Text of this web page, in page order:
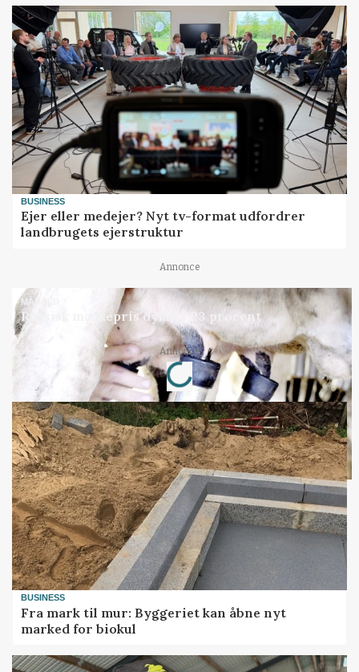
BUSINESS
Ejer eller medejer? Nyt tv-format udfordrer
landbrugets ejerstruktur
Annonce
MARKED
Russisk mælkepris dykker 23 procent
Annonce
Loading...
BUSINESS
Fra mark til mur: Byggeriet kan åbne nyt
marked for biokul